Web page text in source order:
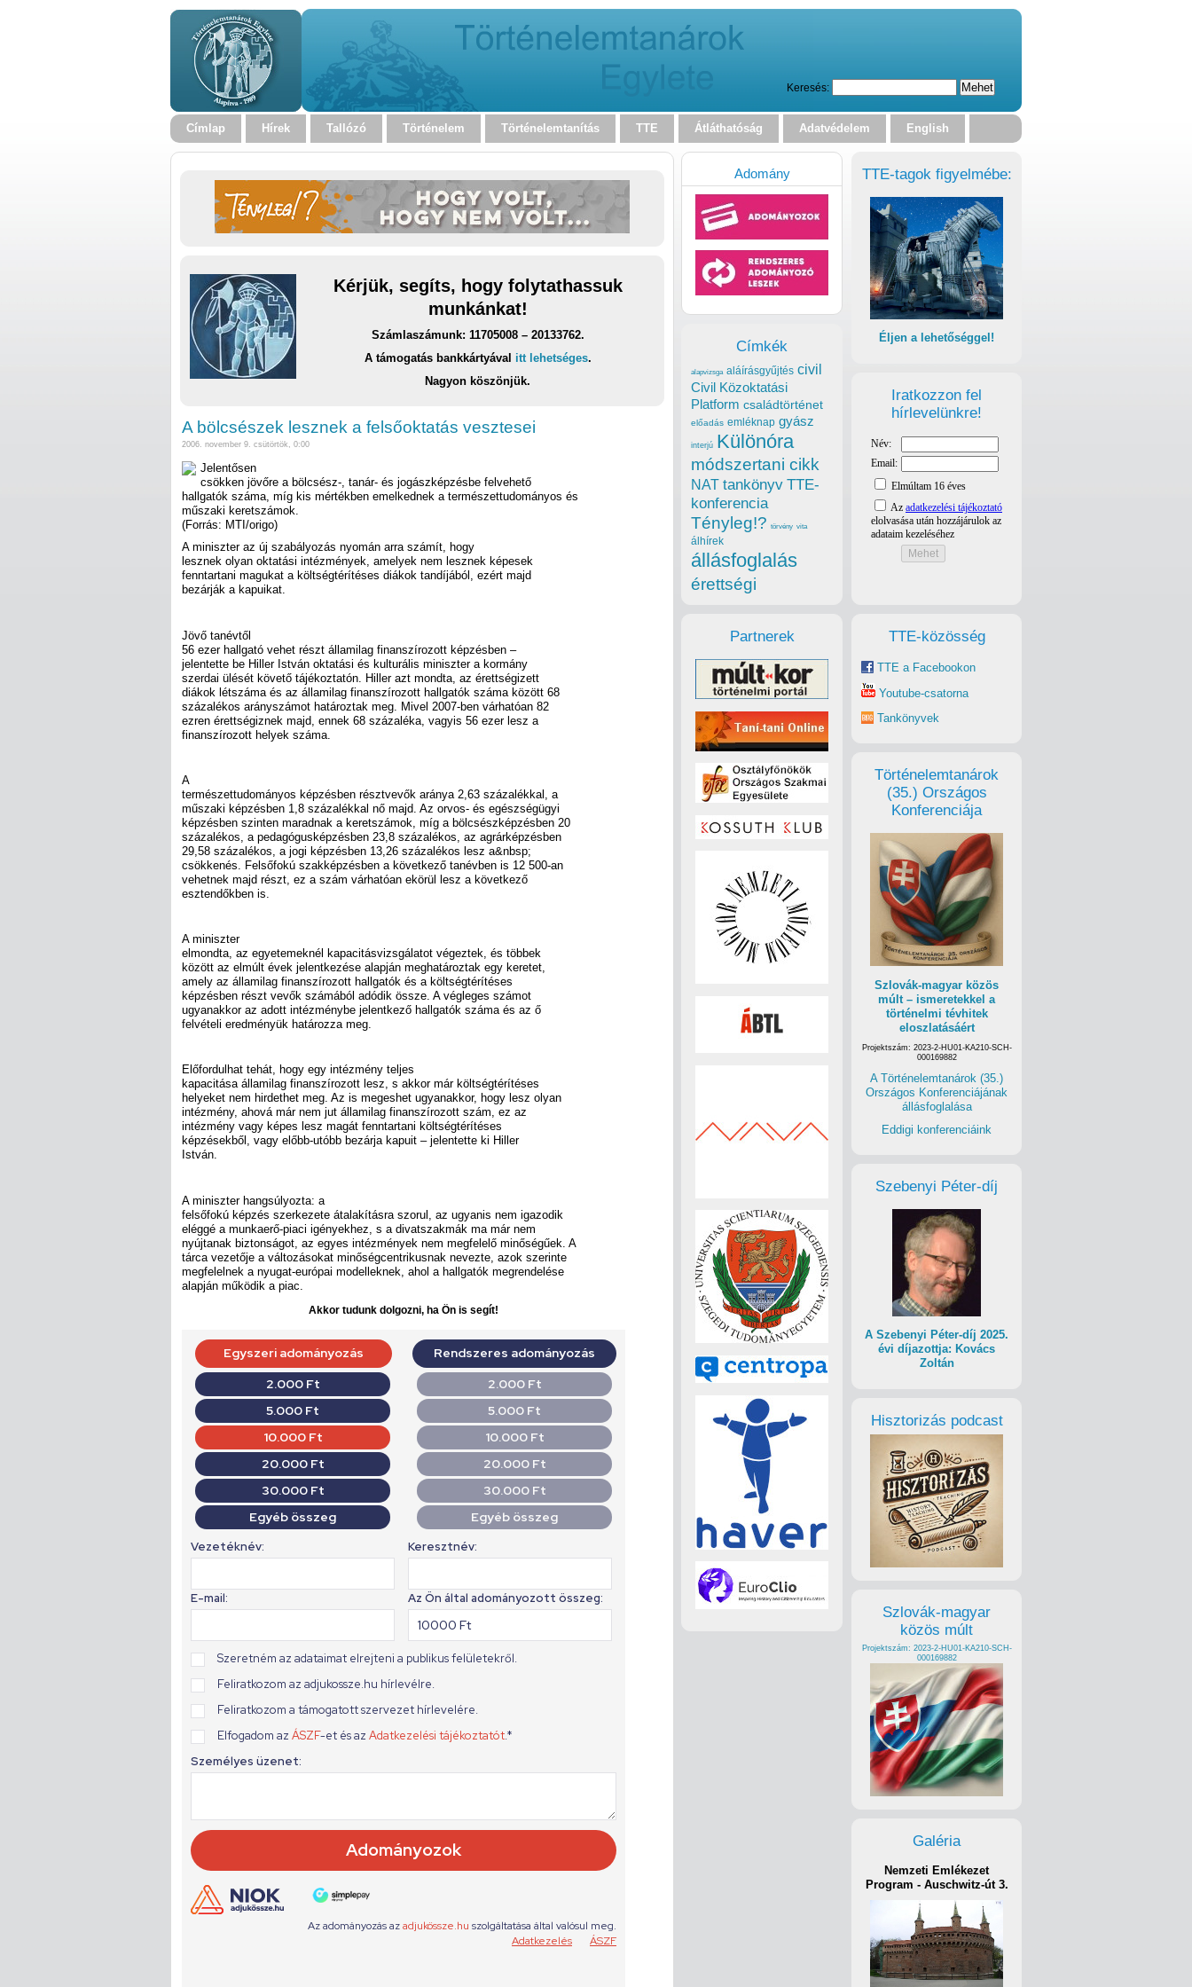
Keresés:
Címlap Hírek Tallózó Történelem Történelemtanítás TTE Átláthatóság Adatvédelem English
Kérjük, segíts, hogy folytathassuk
munkánkat!
Számlaszámunk: 11705008 – 20133762.
A támogatás bankkártyával itt lehetséges.
Nagyon köszönjük.
A bölcsészek lesznek a felsőoktatás vesztesei
2006. november 9. csütörtök, 0:00
Jelentősen
csökken jövőre a bölcsész-, tanár- és jogászképzésbe felvehető
hallgatók száma, míg kis mértékben emelkednek a természettudományos és
műszaki keretszámok.
(Forrás: MTI/origo)
A miniszter az új szabályozás nyomán arra számít, hogy
lesznek olyan oktatási intézmények, amelyek nem lesznek képesek
fenntartani magukat a költségtérítéses diákok tandíjából, ezért majd
bezárják a kapuikat.
Jövő tanévtől
56 ezer hallgató vehet részt államilag finanszírozott képzésben –
jelentette be Hiller István oktatási és kulturális miniszter a kormány
szerdai ülését követő tájékoztatón. Hiller azt mondta, az érettségizett
diákok létszáma és az államilag finanszírozott hallgatók száma között 68
százalékos arányszámot határoztak meg. Mivel 2007-ben várhatóan 82
ezren érettségiznek majd, ennek 68 százaléka, vagyis 56 ezer lesz a
finanszírozott helyek száma.
A
természettudományos képzésben résztvevők aránya 2,63 százalékkal, a
műszaki képzésben 1,8 százalékkal nő majd. Az orvos- és egészségügyi
képzésben szinten maradnak a keretszámok, míg a bölcsészképzésben 20
százalékos, a pedagógusképzésben 23,8 százalékos, az agrárképzésben
29,58 százalékos, a jogi képzésben 13,26 százalékos lesz a&nbsp;
csökkenés. Felsőfokú szakképzésben a következő tanévben is 12 500-an
vehetnek majd részt, ez a szám várhatóan ekörül lesz a következő
esztendőkben is.
A miniszter
elmondta, az egyetemeknél kapacitásvizsgálatot végeztek, és többek
között az elmúlt évek jelentkezése alapján meghatároztak egy keretet,
amely az államilag finanszírozott hallgatók és a költségtérítéses
képzésben részt vevők számából adódik össze. A végleges számot
ugyanakkor az adott intézménybe jelentkező hallgatók száma és az ő
felvételi eredményük határozza meg.
Előfordulhat tehát, hogy egy intézmény teljes
kapacitása államilag finanszírozott lesz, s akkor már költségtérítéses
helyeket nem hirdethet meg. Az is megeshet ugyanakkor, hogy lesz olyan
intézmény, ahová már nem jut államilag finanszírozott szám, ez az
intézmény vagy képes lesz magát fenntartani költségtérítéses
képzésekből, vagy előbb-utóbb bezárja kapuit – jelentette ki Hiller
István.
A miniszter hangsúlyozta: a
felsőfokú képzés szerkezete átalakításra szorul, az ugyanis nem igazodik
eléggé a munkaerő-piaci igényekhez, s a divatszakmák ma már nem
nyújtanak biztonságot, az egyes intézmények nem megfelelő minőségűek. A
tárca vezetője a változásokat minőségcentrikusnak nevezte, azok szerinte
megfelelnek a nyugat-európai modelleknek, ahol a hallgatók megrendelése
alapján működik a piac.
Akkor tudunk dolgozni, ha Ön is segít!
TTE-tagok figyelmébe:
Éljen a lehetőséggel!
Iratkozzon fel
hírlevelünkre!
TTE-közösség
TTE a Facebookon
Youtube-csatorna
Tankönyvek
Történelemtanárok
(35.) Országos
Konferenciája
Szlovák-magyar közös
múlt – ismeretekkel a
történelmi tévhitek
eloszlatásáért
Projektszám: 2023-2-HU01-KA210-SCH-
000169882
A Történelemtanárok (35.)
Országos Konferenciájának
állásfoglalása
Eddigi konferenciáink
Szebenyi Péter-díj
A Szebenyi Péter-díj 2025.
évi díjazottja: Kovács
Zoltán
Hisztorizás podcast
Szlovák-magyar
közös múlt
Projektszám: 2023-2-HU01-KA210-SCH-
000169882
Galéria
Nemzeti Emlékezet
Program - Auschwitz-út 3.
Adomány
Címkék
alapvizsga aláírásgyűjtés civil
Civil Közoktatási
Platform családtörténet
előadás emléknap gyász
interjú Különóra
módszertani cikk
NAT tankönyv TTE-
konferencia
Tényleg!? törvény vita
álhírek
állásfoglalás
érettségi
Partnerek